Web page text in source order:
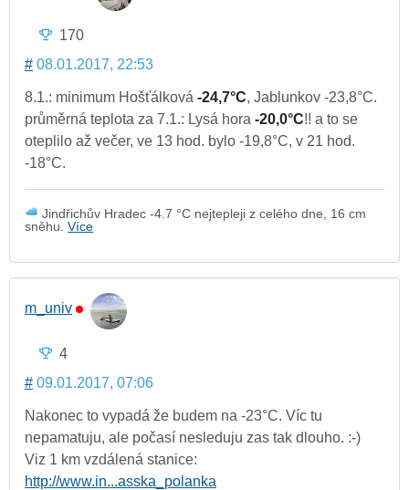
170
# 08.01.2017, 22:53
8.1.: minimum Hošťálková -24,7°C, Jablunkov -23,8°C.
průměrná teplota za 7.1.: Lysá hora -20,0°C!! a to se
oteplilo až večer, ve 13 hod. bylo -19,8°C, v 21 hod.
-18°C.
Jindřichův Hradec -4.7 °C nejtepleji z celého dne, 16 cm
sněhu. Více
m_univ
4
# 09.01.2017, 07:06
Nakonec to vypadá že budem na -23°C. Víc tu
nepamatuju, ale počasí nesleduju zas tak dlouho. :-)
Viz 1 km vzdálená stanice:
http://www.in...asska_polanka